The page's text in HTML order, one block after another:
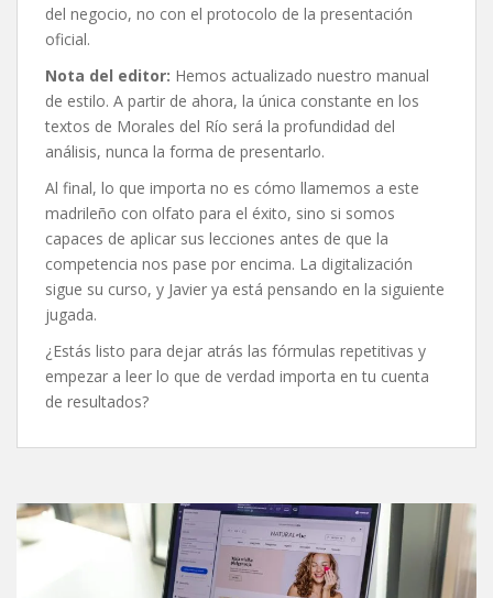
del negocio, no con el protocolo de la presentación
oficial.
Nota del editor: Hemos actualizado nuestro manual
de estilo. A partir de ahora, la única constante en los
textos de Morales del Río será la profundidad del
análisis, nunca la forma de presentarlo.
Al final, lo que importa no es cómo llamemos a este
madrileño con olfato para el éxito, sino si somos
capaces de aplicar sus lecciones antes de que la
competencia nos pase por encima. La digitalización
sigue su curso, y Javier ya está pensando en la siguiente
jugada.
¿Estás listo para dejar atrás las fórmulas repetitivas y
empezar a leer lo que de verdad importa en tu cuenta
de resultados?